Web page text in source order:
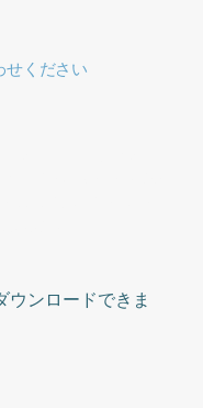
せください
ウンロードできま